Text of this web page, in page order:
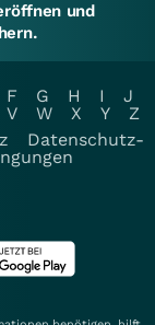
und
F G H I
J
V W X Y
Z
Datenschutz-